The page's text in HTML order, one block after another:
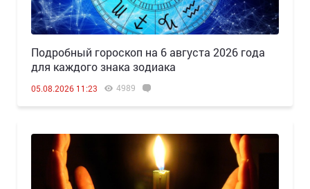
Подробный гороскоп на 6 августа 2026 года
для каждого знака зодиака
05.08.2026 11:23 4989